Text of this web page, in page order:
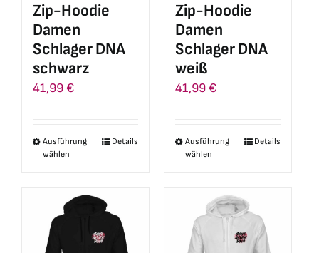
der
gewählt
werden
der
gewählt
Zip-Hoodie
Damen
Schlager DNA
schwarz
41,99 €
Ausführung
wählen
Dieses
mehrere
Varianten
auf.
Details
Zip-Hoodie
Damen
Schlager DNA
weiß
41,99 €
Ausführung
wählen
Dieses
mehrere
Varianten
auf.
Details